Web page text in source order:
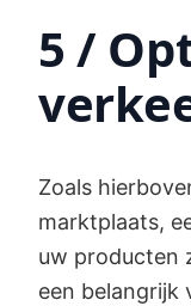
5 /
Zoals
marktplaats,
uw producten
een belangrijk